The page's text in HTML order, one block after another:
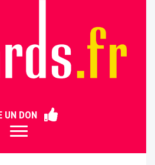
UN DON